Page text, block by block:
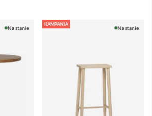
Na stanie
KAMPANIA
Na stanie